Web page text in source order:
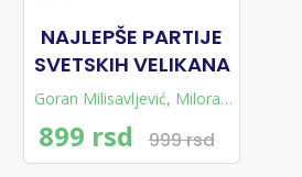
NAJLEPŠE PARTIJE
SVETSKIH VELIKANA
Goran Milisavljević, Milorad
Kovačević
899 rsd 999 rsd